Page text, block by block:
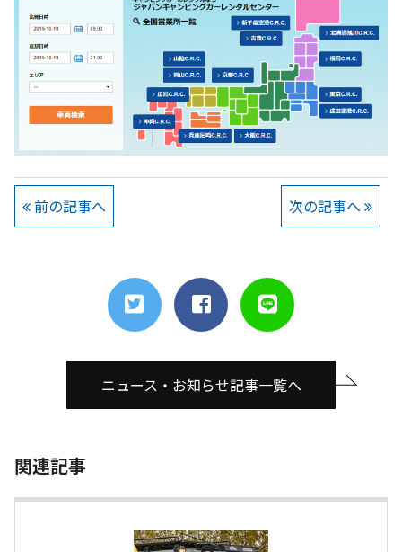
前の記事へ 次の記事へ
ニュース・お知らせ記事一覧へ
関連記事